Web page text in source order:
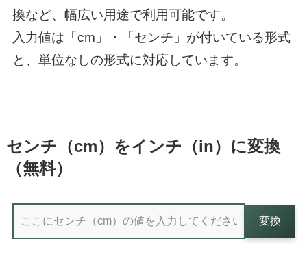
換など、幅広い用途で利用可能です。
入力値は「cm」・「センチ」が付いている形式
と、単位なしの形式に対応しています。
センチ（cm）をインチ（in）に変換
（無料）
変換